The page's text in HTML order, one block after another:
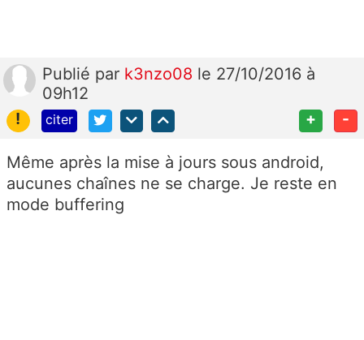
Publié par k3nzo08 le 27/10/2016 à
09h12
!
citer + -
Même après la mise à jours sous android,
aucunes chaînes ne se charge. Je reste en
mode buffering